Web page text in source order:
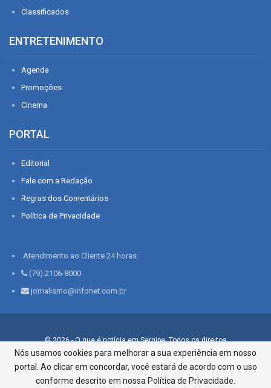
Classificados
ENTRETENIMENTO
Agenda
Promoções
Cinema
PORTAL
Editorial
Fale com a Redação
Regras dos Comentários
Política de Privacidade
Atendimento ao Cliente 24 horas:
(79) 2106-8000
jornalismo@infonet.com.br
© 2026 - O que é notícia em Sergipe. Todos os direitos
reservados.
Infonet - Rua Monsenhor Silveira 276, Bairro São José |
Aracaju-SE, CEP 49015-030, Fone: 79.2106.8000 - CI Centro de
Nós usamos cookies para melhorar a sua experiência em nosso
portal. Ao clicar em concordar, você estará de acordo com o uso
conforme descrito em nossa Política de Privacidade.